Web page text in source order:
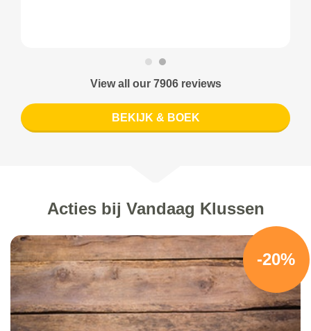
View all our 7906 reviews
BEKIJK & BOEK
Acties bij Vandaag Klussen
-20%